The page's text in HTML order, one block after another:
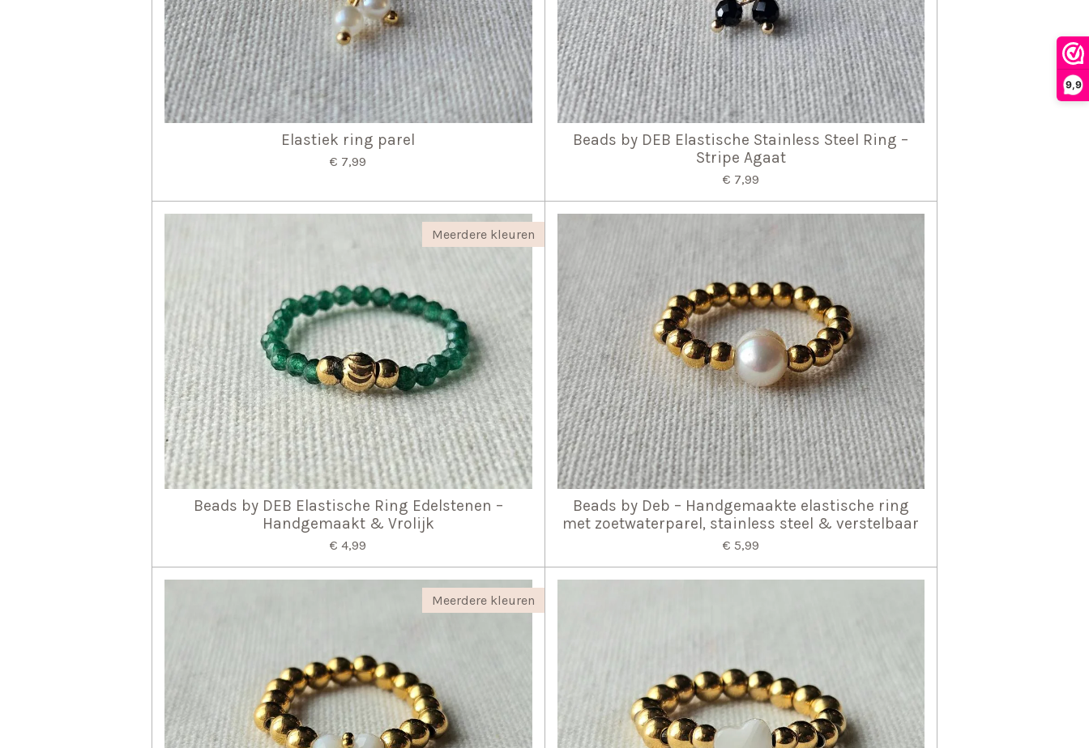
9,9
Elastiek ring parel
€ 7,99
Beads by DEB Elastische Stainless Steel Ring –
Stripe Agaat
€ 7,99
Meerdere kleuren
Beads by DEB Elastische Ring Edelstenen –
Handgemaakt & Vrolijk
€ 4,99
Beads by Deb – Handgemaakte elastische ring
met zoetwaterparel, stainless steel & verstelbaar
€ 5,99
Meerdere kleuren